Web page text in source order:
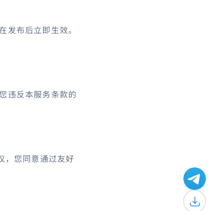
布后立即生效。
违反本服务条款的
，您同意通过友好